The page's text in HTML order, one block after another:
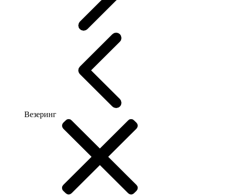
Везеринг